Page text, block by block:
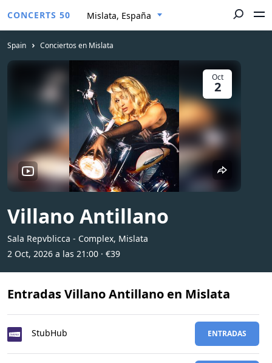
CONCERTS 50 Mislata, España
Spain Conciertos en Mislata
Villano Antillano
2 Oct, 2026 a las 21:00 · €39
Sala Repvblicca - Complex, Mislata
Oct
2
Entradas Villano Antillano en Mislata
StubHub ENTRADAS